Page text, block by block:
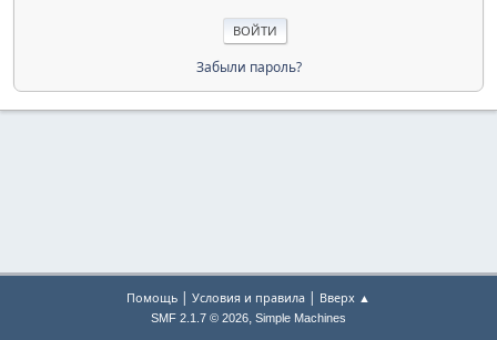
Забыли пароль?
Помощь | Условия и правила | Вверх ▲
SMF 2.1.7 © 2026, Simple Machines